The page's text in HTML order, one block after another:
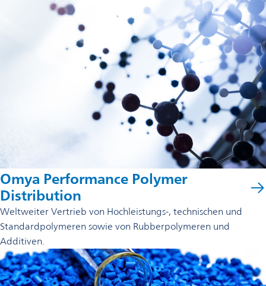
Omya Performance Polymer
Distribution
Weltweiter Vertrieb von Hochleistungs-, technischen und
Standardpolymeren sowie von Rubberpolymeren und
Additiven.